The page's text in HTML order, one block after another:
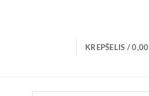
KREPŠELIS /0,00